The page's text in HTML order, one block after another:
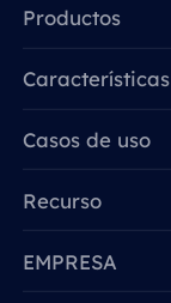
Productos
Características
Casos de uso
Recurso
EMPRESA